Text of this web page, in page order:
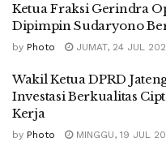
Ketua Fraksi Gerindra
Dipimpin Sudaryono
by Photo JUMAT, 24 JUL
Wakil Ketua DPRD
Investasi Berkualitas
Kerja
by Photo MINGGU, 19 JUL